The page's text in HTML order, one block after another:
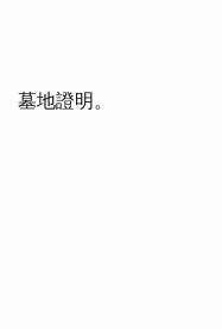
墓地證明。